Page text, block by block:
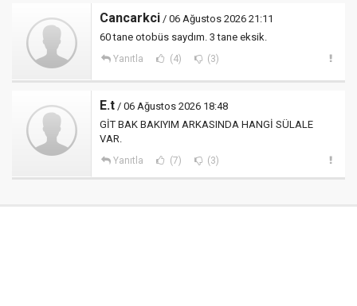
Cancarkci / 06 Ağustos 2026 21:11
60 tane otobüs saydım. 3 tane eksik.
Yanıtla (4) (3)
E.t / 06 Ağustos 2026 18:48
GİT BAK BAKIYIM ARKASINDA HANGİ SÜLALE
VAR.
Yanıtla (7) (3)